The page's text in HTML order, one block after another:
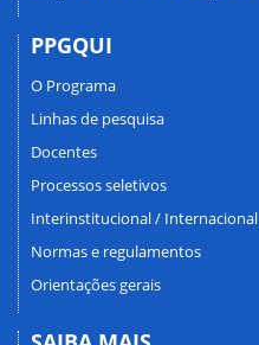
PPGQUI
O Programa
Linhas de pesquisa
Docentes
Processos seletivos
Interinstitucional / Internacional
Normas e regulamentos
Orientações gerais